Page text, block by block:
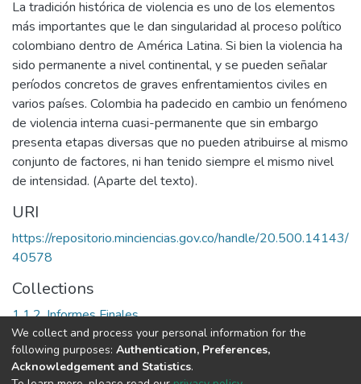
La tradición histórica de violencia es uno de los elementos
más importantes que le dan singularidad al proceso político
colombiano dentro de América Latina. Si bien la violencia ha
sido permanente a nivel continental, y se pueden señalar
períodos concretos de graves enfrentamientos civiles en
varios países. Colombia ha padecido en cambio un fenómeno
de violencia interna cuasi-permanente que sin embargo
presenta etapas diversas que no pueden atribuirse al mismo
conjunto de factores, ni han tenido siempre el mismo nivel
de intensidad. (Aparte del texto).
URI
https://repositorio.minciencias.gov.co/handle/20.500.14143/
40578
Collections
1.1.2. Informes Finales
Full item page
We collect and process your personal information for the
following purposes: Authentication, Preferences,
Acknowledgement and Statistics.